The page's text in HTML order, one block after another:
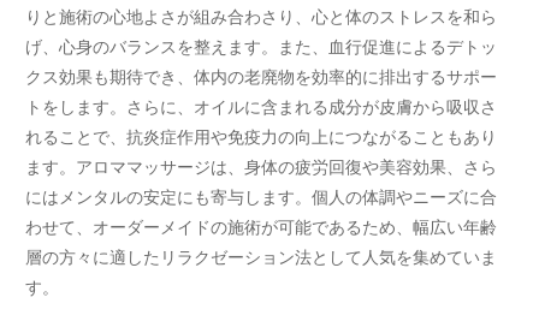
りと施術の心地よさが組み合わさり、心と体のストレスを和ら
げ、心身のバランスを整えます。また、血行促進によるデトッ
クス効果も期待でき、体内の老廃物を効率的に排出するサポー
トをします。さらに、オイルに含まれる成分が皮膚から吸収さ
れることで、抗炎症作用や免疫力の向上につながることもあり
ます。アロママッサージは、身体の疲労回復や美容効果、さら
にはメンタルの安定にも寄与します。個人の体調やニーズに合
わせて、オーダーメイドの施術が可能であるため、幅広い年齢
層の方々に適したリラクゼーション法として人気を集めていま
す。